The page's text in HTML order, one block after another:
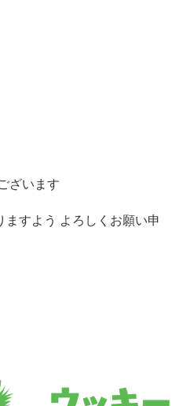
ざいます
すよう よろしくお願い申